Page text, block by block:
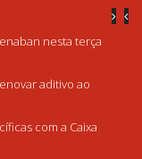
nesta terça
aditivo ao
com a Caixa